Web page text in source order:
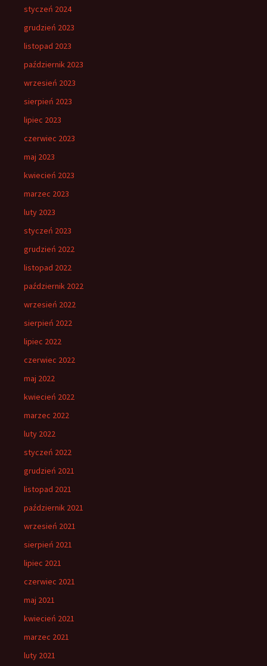
styczeń 2024
grudzień 2023
listopad 2023
październik 2023
wrzesień 2023
sierpień 2023
lipiec 2023
czerwiec 2023
maj 2023
kwiecień 2023
marzec 2023
luty 2023
styczeń 2023
grudzień 2022
listopad 2022
październik 2022
wrzesień 2022
sierpień 2022
lipiec 2022
czerwiec 2022
maj 2022
kwiecień 2022
marzec 2022
luty 2022
styczeń 2022
grudzień 2021
listopad 2021
październik 2021
wrzesień 2021
sierpień 2021
lipiec 2021
czerwiec 2021
maj 2021
kwiecień 2021
marzec 2021
luty 2021